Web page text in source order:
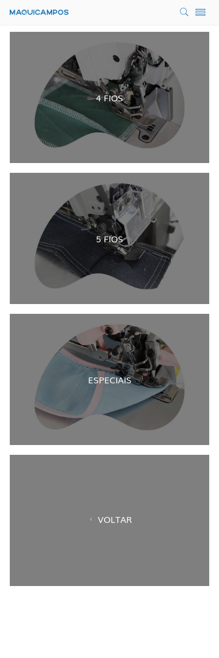
4 FIOS
5 FIOS
ESPECIAIS
VOLTAR